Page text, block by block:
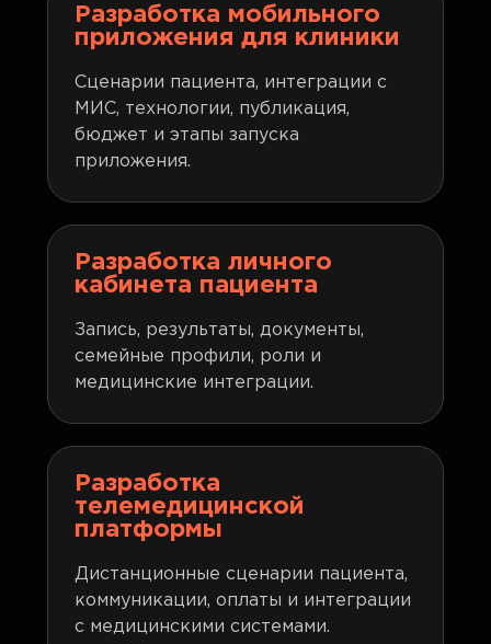
Разработка мобильного
приложения для клиники
Сценарии пациента, интеграции с
МИС, технологии, публикация,
бюджет и этапы запуска
приложения.
Разработка личного
кабинета пациента
Запись, результаты, документы,
семейные профили, роли и
медицинские интеграции.
Разработка
телемедицинской
платформы
Дистанционные сценарии пациента,
коммуникации, оплаты и интеграции
с медицинскими системами.